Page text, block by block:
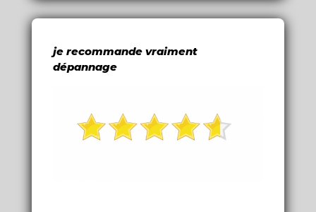
je recommande vraiment
dépannage